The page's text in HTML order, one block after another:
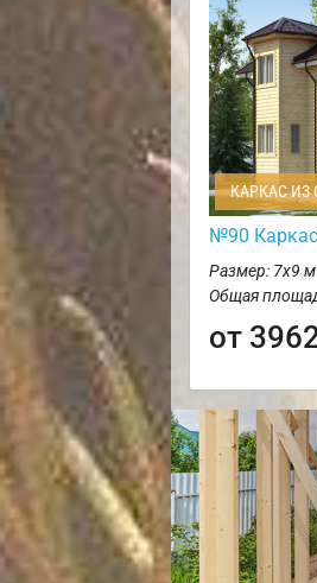
КАРКАС ИЗ
№90
Размер: 7х9 м
Общая
от